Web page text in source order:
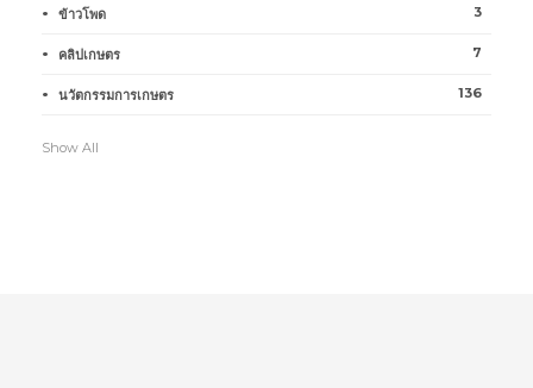
ข้าวโพด 3
คลิปเกษตร 7
นวัตกรรมการเกษตร 136
Show All